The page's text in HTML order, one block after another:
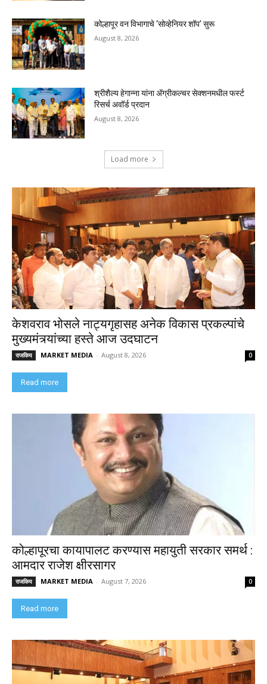
कोल्हापूर वन विभागाचे ‘सोव्हेनियर शॉप’ सुरू
August 8, 2026
श्रीशैल्य हेगान्ना यांना ॲग्रीकल्चर सेक्शनमधील फर्स्ट
रिसर्च अवॉर्ड प्रदान
August 8, 2026
Load more
केशवराव भोसले नाट्यगृहासह अनेक विकास प्रकल्पांचे
मुख्यमंत्र्यांच्या हस्ते आज उदघाटन
राजकिय MARKET MEDIA - August 8, 2026 0
Read more
कोल्हापूरचा कायापालट करण्यास महायुती सरकार समर्थ :
आमदार राजेश क्षीरसागर
राजकिय MARKET MEDIA - August 7, 2026 0
Read more